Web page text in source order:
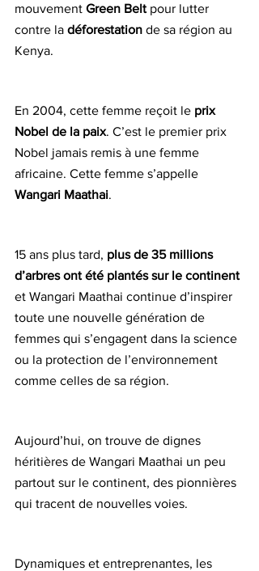
mouvement Green Belt pour lutter
contre la déforestation de sa région au
Kenya.
En 2004, cette femme reçoit le prix
Nobel de la paix. C’est le premier prix
Nobel jamais remis à une femme
africaine. Cette femme s’appelle
Wangari Maathai.
15 ans plus tard, plus de 35 millions
d’arbres ont été plantés sur le continent
et Wangari Maathai continue d’inspirer
toute une nouvelle génération de
femmes qui s’engagent dans la science
ou la protection de l’environnement
comme celles de sa région.
Aujourd’hui, on trouve de dignes
héritières de Wangari Maathai un peu
partout sur le continent, des pionnières
qui tracent de nouvelles voies.
Dynamiques et entreprenantes, les